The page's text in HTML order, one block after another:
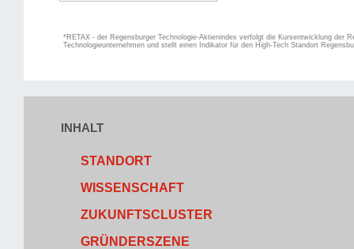
*RETAX - der Regensburger Technologie-Aktienindex verfolgt die Kursentwicklung der
Technologieunternehmen und stellt einen Indikator für den High-Tech Standort
INHALT
STANDORT
WISSENSCHAFT
ZUKUNFTSCLUSTER
GRÜNDERSZENE